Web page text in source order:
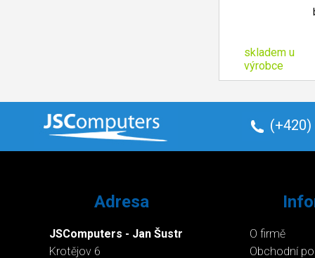
skladem u
výrobce
(+420)
Adresa
JSComputers - Jan Šustr
Krotějov 6
O firmě
Obchodní